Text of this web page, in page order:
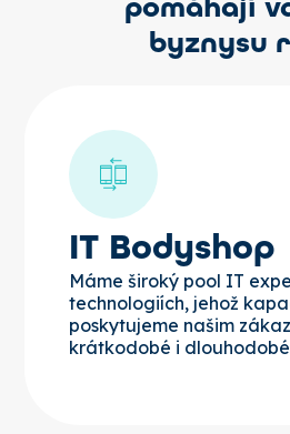
byznysu
IT Bodyshop
Máme široký pool IT
technologiích, jehož
poskytujeme našim
krátkodobé i